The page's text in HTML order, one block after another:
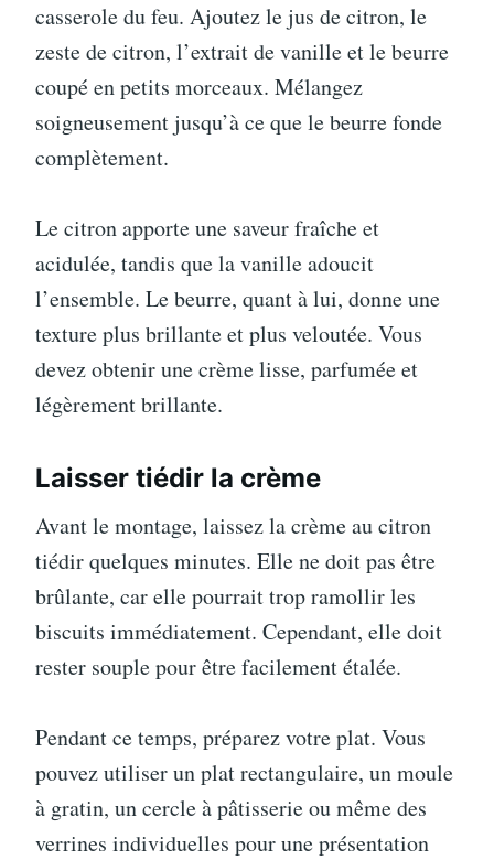
casserole du feu. Ajoutez le jus de citron, le
zeste de citron, l’extrait de vanille et le beurre
coupé en petits morceaux. Mélangez
soigneusement jusqu’à ce que le beurre fonde
complètement.
Le citron apporte une saveur fraîche et
acidulée, tandis que la vanille adoucit
l’ensemble. Le beurre, quant à lui, donne une
texture plus brillante et plus veloutée. Vous
devez obtenir une crème lisse, parfumée et
légèrement brillante.
Laisser tiédir la crème
Avant le montage, laissez la crème au citron
tiédir quelques minutes. Elle ne doit pas être
brûlante, car elle pourrait trop ramollir les
biscuits immédiatement. Cependant, elle doit
rester souple pour être facilement étalée.
Pendant ce temps, préparez votre plat. Vous
pouvez utiliser un plat rectangulaire, un moule
à gratin, un cercle à pâtisserie ou même des
verrines individuelles pour une présentation